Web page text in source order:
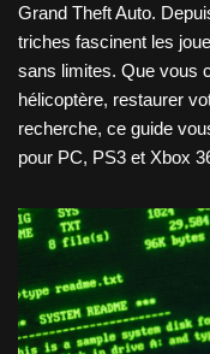
Grand Theft Auto.
triches fascinent les
sans limites. Que vous
hélicoptère, restaurer
recherche, ce guide
pour PC, PS3 et Xbox